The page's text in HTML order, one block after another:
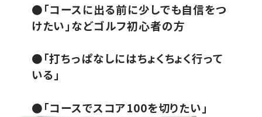
●「コースに出る前に少しでも自信をつ
けたい」などゴルフ初心者の方
●「打ちっぱなしにはちょくちょく行って
いる」
●「コースでスコア100を切りたい」